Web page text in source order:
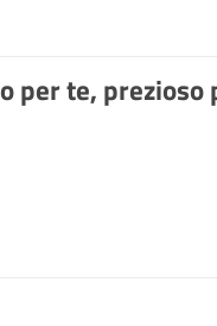
per te, prezioso